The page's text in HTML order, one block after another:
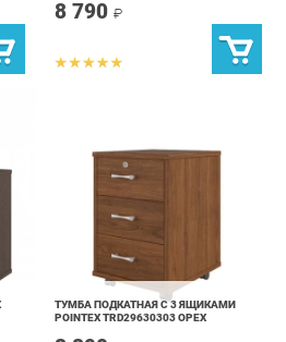
ТУМБА ПОДКАТНАЯ С 3 ЯЩИКАМИ
POINTEX TRD29630303 ОРЕХ
8 890₽